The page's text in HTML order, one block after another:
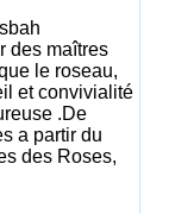
des maîtres
le roseau,
et convivialité
.De
a partir du
des Roses,